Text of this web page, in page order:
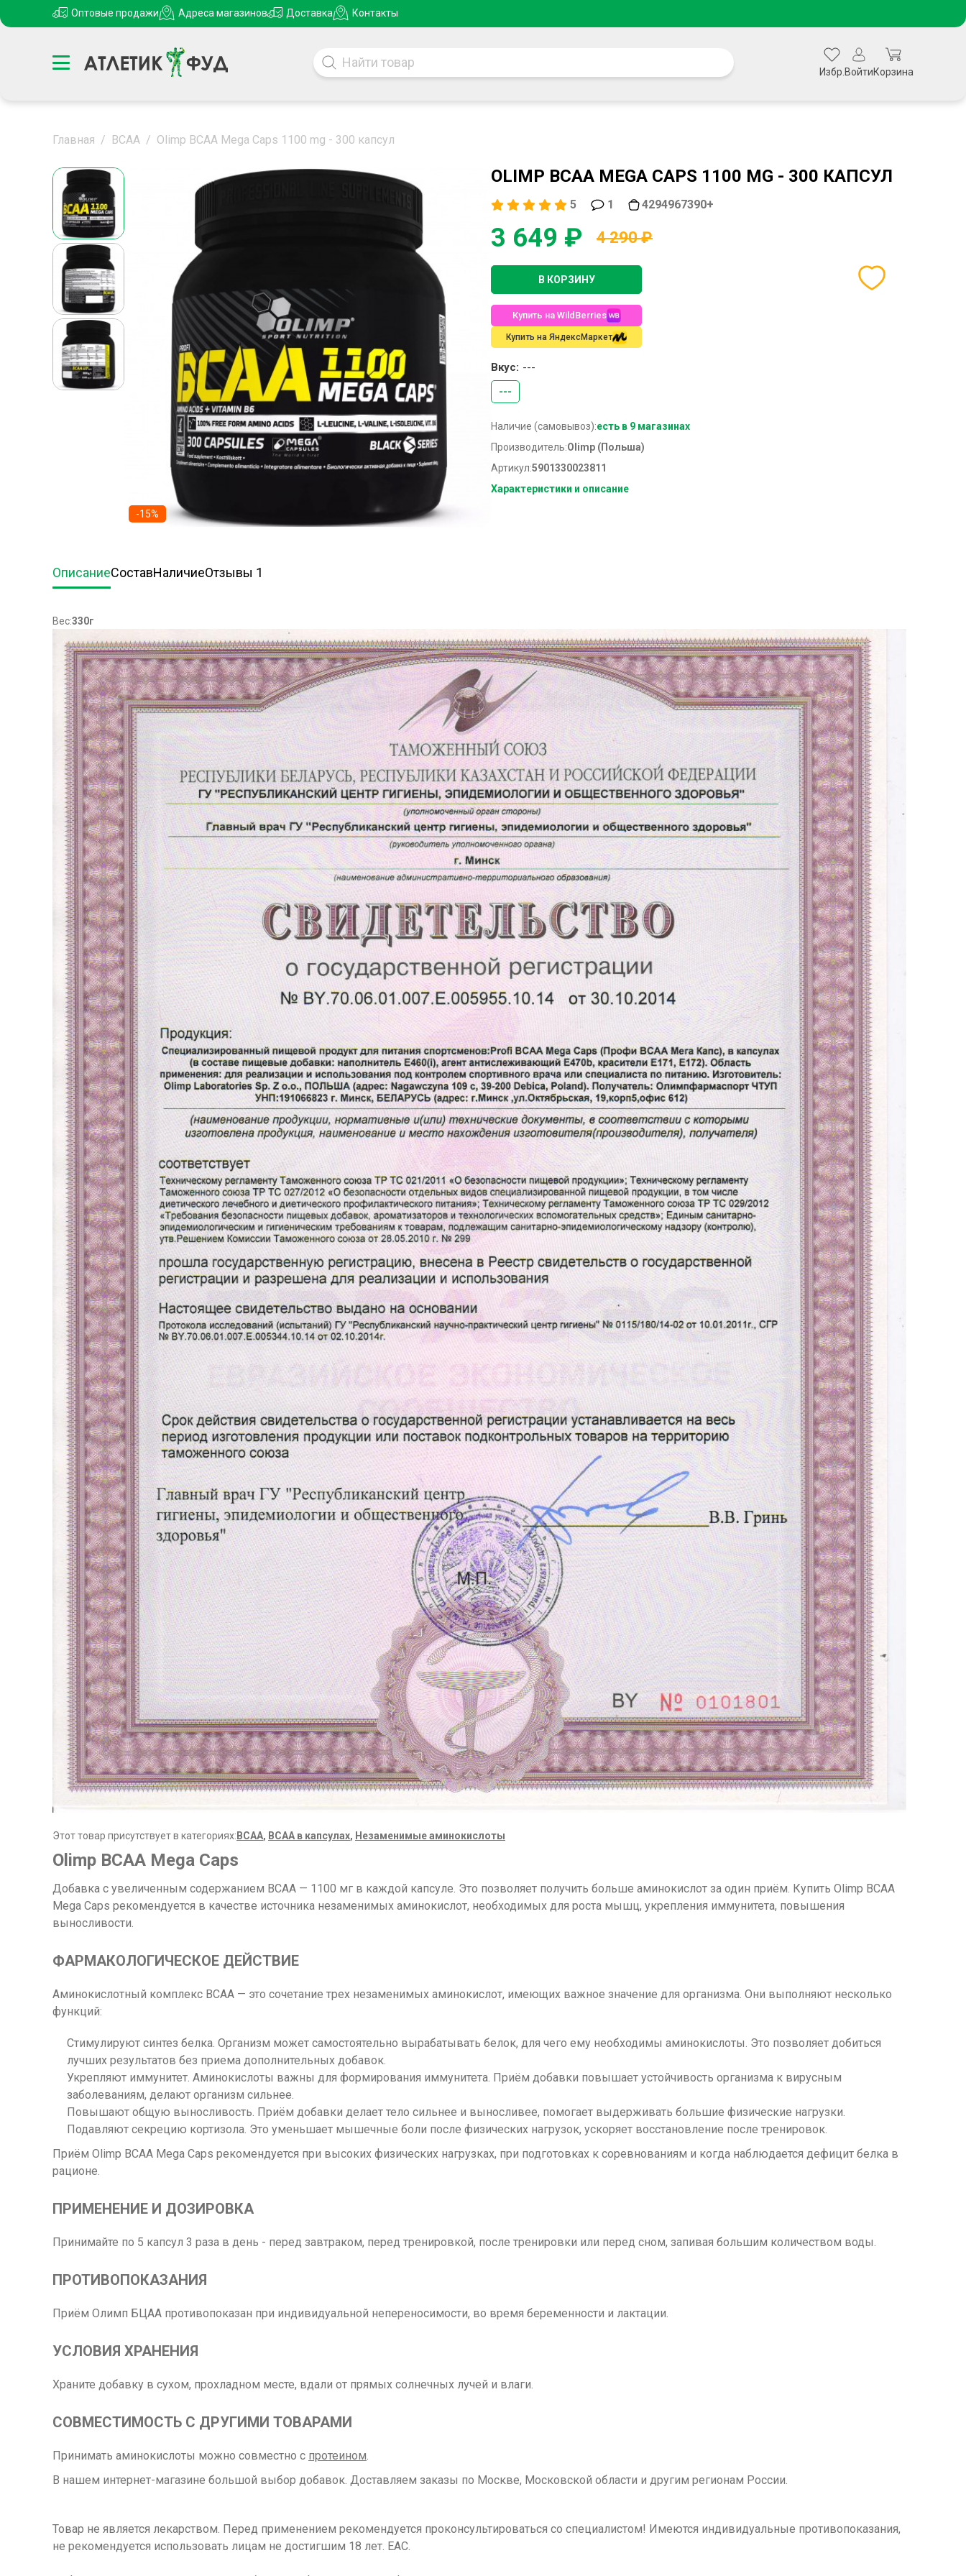
Оптовые продажи Адреса магазинов Доставка Контакты
Избр. ВойтиКорзина
Главная / ВСАА / Olimp BCAA Mega Caps 1100 mg - 300 капсул
-15%
OLIMP BCAA MEGA CAPS 1100 MG - 300 КАПСУЛ
5 1 4294967390+
3 649 ₽ 4 290 ₽
В КОРЗИНУ
Купить на WildBerries
Купить на ЯндексМаркет
Вкус: ---
---
Наличие (самовывоз):есть в 9 магазинах
Производитель:Olimp (Польша)
Артикул:5901330023811
Характеристики и описание
Описание
Вес:330г
Этот товар присутствует в категориях: ВСАА, BCAA в капсулах, Незаменимые аминокислоты
Olimp BCAA Mega Caps
Добавка с увеличенным содержанием BCAA — 1100 мг в каждой капсуле. Это позволяет получить больше аминокислот за один приём. Купить Olimp BCAA
Mega Caps рекомендуется в качестве источника незаменимых аминокислот, необходимых для роста мышц, укрепления иммунитета, повышения
выносливости.
ФАРМАКОЛОГИЧЕСКОЕ ДЕЙСТВИЕ
Аминокислотный комплекс BCAA — это сочетание трех незаменимых аминокислот, имеющих важное значение для организма. Они выполняют несколько
функций:
Стимулируют синтез белка. Организм может самостоятельно вырабатывать белок, для чего ему необходимы аминокислоты. Это позволяет добиться
лучших результатов без приема дополнительных добавок.
Укрепляют иммунитет. Аминокислоты важны для формирования иммунитета. Приём добавки повышает устойчивость организма к вирусным
заболеваниям, делают организм сильнее.
Повышают общую выносливость. Приём добавки делает тело сильнее и выносливее, помогает выдерживать большие физические нагрузки.
Подавляют секрецию кортизола. Это уменьшает мышечные боли после физических нагрузок, ускоряет восстановление после тренировок.
Приём Olimp BCAA Mega Caps рекомендуется при высоких физических нагрузках, при подготовках к соревнованиям и когда наблюдается дефицит белка в
рационе.
ПРИМЕНЕНИЕ И ДОЗИРОВКА
Принимайте по 5 капсул 3 раза в день - перед завтраком, перед тренировкой, после тренировки или перед сном, запивая большим количеством воды.
ПРОТИВОПОКАЗАНИЯ
Приём Олимп БЦАА противопоказан при индивидуальной непереносимости, во время беременности и лактации.
УСЛОВИЯ ХРАНЕНИЯ
Храните добавку в сухом, прохладном месте, вдали от прямых солнечных лучей и влаги.
СОВМЕСТИМОСТЬ С ДРУГИМИ ТОВАРАМИ
Принимать аминокислоты можно совместно с протеином.
В нашем интернет-магазине большой выбор добавок. Доставляем заказы по Москве, Московской области и другим регионам России.
Товар не является лекарством. Перед применением рекомендуется проконсультироваться со специалистом! Имеются индивидуальные противопоказания,
не рекомендуется использовать лицам не достигшим 18 лет. ЕАС.
СоставНаличиеОтзывы 1